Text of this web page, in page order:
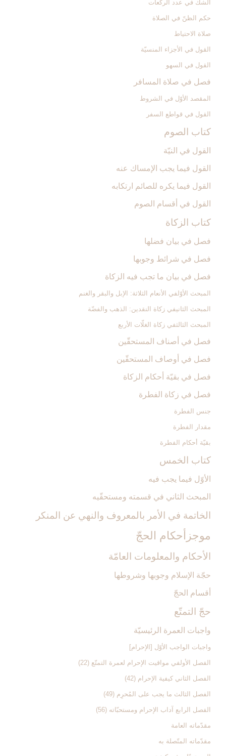
الشكّ في عدد الركعات‏
حكم الظنّ في الصلاة
صلاة الاحتياط
القول في الأجزاء المنسيّة
القول في السهو
فصل في صلاة المسافر
المقصد الأوّل في الشروط
القول في قواطع السفر
كتاب الصوم‏
القول في النيّة
القول فيما يجب الإمساك عنه‏
القول فيما يكره للصائم ارتكابه‏
القول في أقسام الصوم‏
كتاب الزكاة
فصل في بيان فضلها
فصل في شرائط وجوبها
فصل في بيان ما تجب فيه الزكاة
المبحث الأوّل‏في الأنعام الثلاثة: الإبل والبقر والغنم‏
المبحث الثاني‏في زكاة النقدين: الذهب والفضّة
المبحث الثالث‏في زكاة الغلّات الأربع‏
فصل في أصناف المستحقّين‏
فصل في أوصاف المستحقّين‏
فصل في بقيّة أحكام الزكاة
فصل في زكاة الفطرة
جنس الفطرة
مقدار الفطرة
بقيّة أحكام الفطرة
كتاب الخمس‏
الأوّل فيما يجب فيه‏
المبحث الثاني في قسمته ومستحقّيه‏
الخاتمة في الأمر بالمعروف والنهي عن المنكر
موجزأحكام الحجّ‏
الأحكام والمعلومات العامّة
حجّة الإسلام وجوبها وشروطها
أقسام الحجّ‏
حجّ التمتّع‏
واجبات العمرة الرئيسيّة
واجبات الواجب الأوّل [الإحرام‏]
الفصل الأول‏في مواقيت الإحرام لعمرة التمتّع (22)
الفصل الثاني‏ كيفية الإحرام (42)
الفصل الثالث ‏ما يجب على المُحرِم (49)
الفصل الرابع ‏آداب الإحرام ومستحبّاته (56)
مقدّماته العامة
مقدّماته المتّصلة به‏